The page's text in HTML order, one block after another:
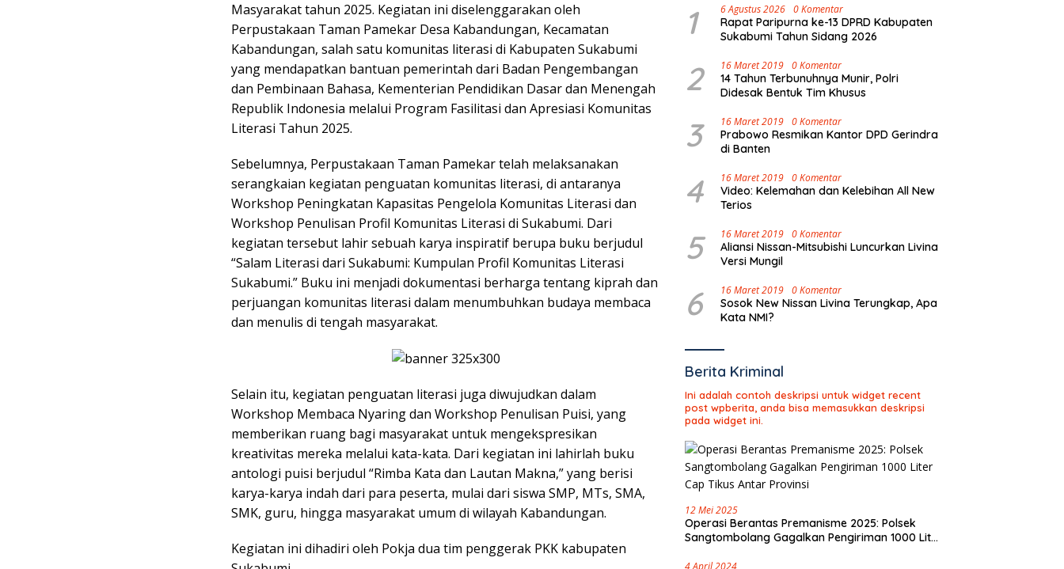
Masyarakat tahun 2025. Kegiatan ini diselenggarakan oleh
Perpustakaan Taman Pamekar Desa Kabandungan, Kecamatan
Kabandungan, salah satu komunitas literasi di Kabupaten Sukabumi
yang mendapatkan bantuan pemerintah dari Badan Pengembangan
dan Pembinaan Bahasa, Kementerian Pendidikan Dasar dan Menengah
Republik Indonesia melalui Program Fasilitasi dan Apresiasi Komunitas
Literasi Tahun 2025.
Sebelumnya, Perpustakaan Taman Pamekar telah melaksanakan
serangkaian kegiatan penguatan komunitas literasi, di antaranya
Workshop Peningkatan Kapasitas Pengelola Komunitas Literasi dan
Workshop Penulisan Profil Komunitas Literasi di Sukabumi. Dari
kegiatan tersebut lahir sebuah karya inspiratif berupa buku berjudul
“Salam Literasi dari Sukabumi: Kumpulan Profil Komunitas Literasi
Sukabumi.” Buku ini menjadi dokumentasi berharga tentang kiprah dan
perjuangan komunitas literasi dalam menumbuhkan budaya membaca
dan menulis di tengah masyarakat.
Selain itu, kegiatan penguatan literasi juga diwujudkan dalam
Workshop Membaca Nyaring dan Workshop Penulisan Puisi, yang
memberikan ruang bagi masyarakat untuk mengekspresikan
kreativitas mereka melalui kata-kata. Dari kegiatan ini lahirlah buku
antologi puisi berjudul “Rimba Kata dan Lautan Makna,” yang berisi
karya-karya indah dari para peserta, mulai dari siswa SMP, MTs, SMA,
SMK, guru, hingga masyarakat umum di wilayah Kabandungan.
Kegiatan ini dihadiri oleh Pokja dua tim penggerak PKK kabupaten
1 6 Agustus 2026 0 Komentar
Rapat Paripurna ke-13 DPRD Kabupaten
Sukabumi Tahun Sidang 2026
2 16 Maret 2019 0 Komentar
14 Tahun Terbunuhnya Munir, Polri
Didesak Bentuk Tim Khusus
3 16 Maret 2019 0 Komentar
Prabowo Resmikan Kantor DPD Gerindra
di Banten
4 16 Maret 2019 0 Komentar
Video: Kelemahan dan Kelebihan All New
Terios
5 16 Maret 2019 0 Komentar
Aliansi Nissan-Mitsubishi Luncurkan Livina
Versi Mungil
6 16 Maret 2019 0 Komentar
Sosok New Nissan Livina Terungkap, Apa
Kata NMI?
Berita Kriminal
Ini adalah contoh deskripsi untuk widget recent
post wpberita, anda bisa memasukkan deskripsi
pada widget ini.
12 Mei 2025
Operasi Berantas Premanisme 2025: Polsek
Sangtombolang Gagalkan Pengiriman 1000 Liter
4 April 2024